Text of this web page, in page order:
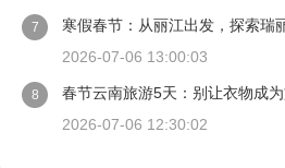
7
寒假春节：从丽江出发，探索瑞
2026-07-06 13:00:03
8
春节云南旅游5天：别让衣物成
2026-07-06 12:30:02